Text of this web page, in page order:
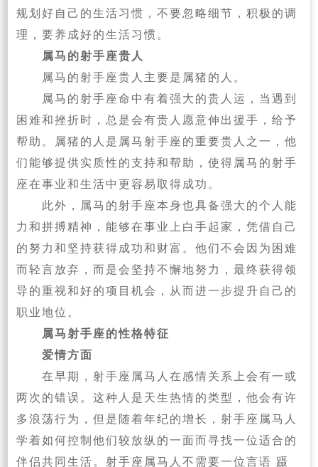
规划好自己的生活习惯，不要忽略细节，积极的调
理，要养成好的生活习惯。
属马的射手座贵人
属马的射手座贵人主要是属猪的人。
属马的射手座命中有着强大的贵人运，当遇到
困难和挫折时，总是会有贵人愿意伸出援手，给予
帮助。属猪的人是属马射手座的重要贵人之一，他
们能够提供实质性的支持和帮助，使得属马的射手
座在事业和生活中更容易取得成功。
此外，属马的射手座本身也具备强大的个人能
力和拼搏精神，能够在事业上白手起家，凭借自己
的努力和坚持获得成功和财富。他们不会因为困难
而轻言放弃，而是会坚持不懈地努力，最终获得领
导的重视和好的项目机会，从而进一步提升自己的
职业地位。
属马射手座的性格特征
爱情方面
在早期，射手座属马人在感情关系上会有一或
两次的错误。这种人是天生热情的类型，他会有许
多浪荡行为，但是随着年纪的增长，射手座属马人
学着如何控制他们较放纵的一面而寻找一位适合的
伴侣共同生活。射手座属马人不需要一位言语 蹑